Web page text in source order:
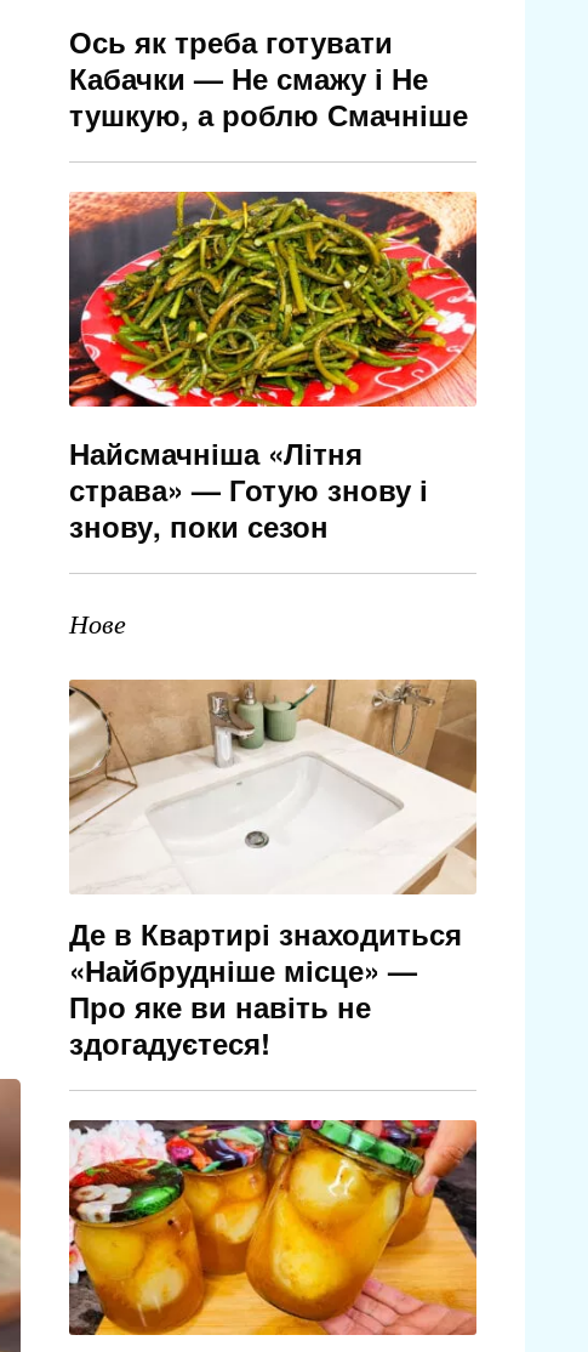
Ось як треба готувати
Кабачки — Не смажу і Не
тушкую, а роблю Смачніше
Найсмачніша «Літня
страва» — Готую знову і
знову, поки сезон
Нове
Де в Квартирі знаходиться
«Найбрудніше місце» —
Про яке ви навіть не
здогадуєтеся!